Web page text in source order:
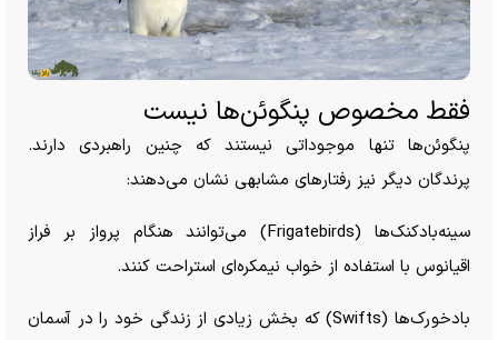
فقط مخصوص پنگوئن‌ها نیست
پنگوئن‌ها تنها موجوداتی نیستند که چنین راهبردی دارند.
پرندگان دیگر نیز رفتار‌های مشابهی نشان می‌دهند:
سینه‌بادکنک‌ها (Frigatebirds) می‌توانند هنگام پرواز بر فراز
اقیانوس با استفاده از خواب نیمکره‌ای استراحت کنند.
بادخورک‌ها (Swifts) که بخش زیادی از زندگی خود را در آسمان